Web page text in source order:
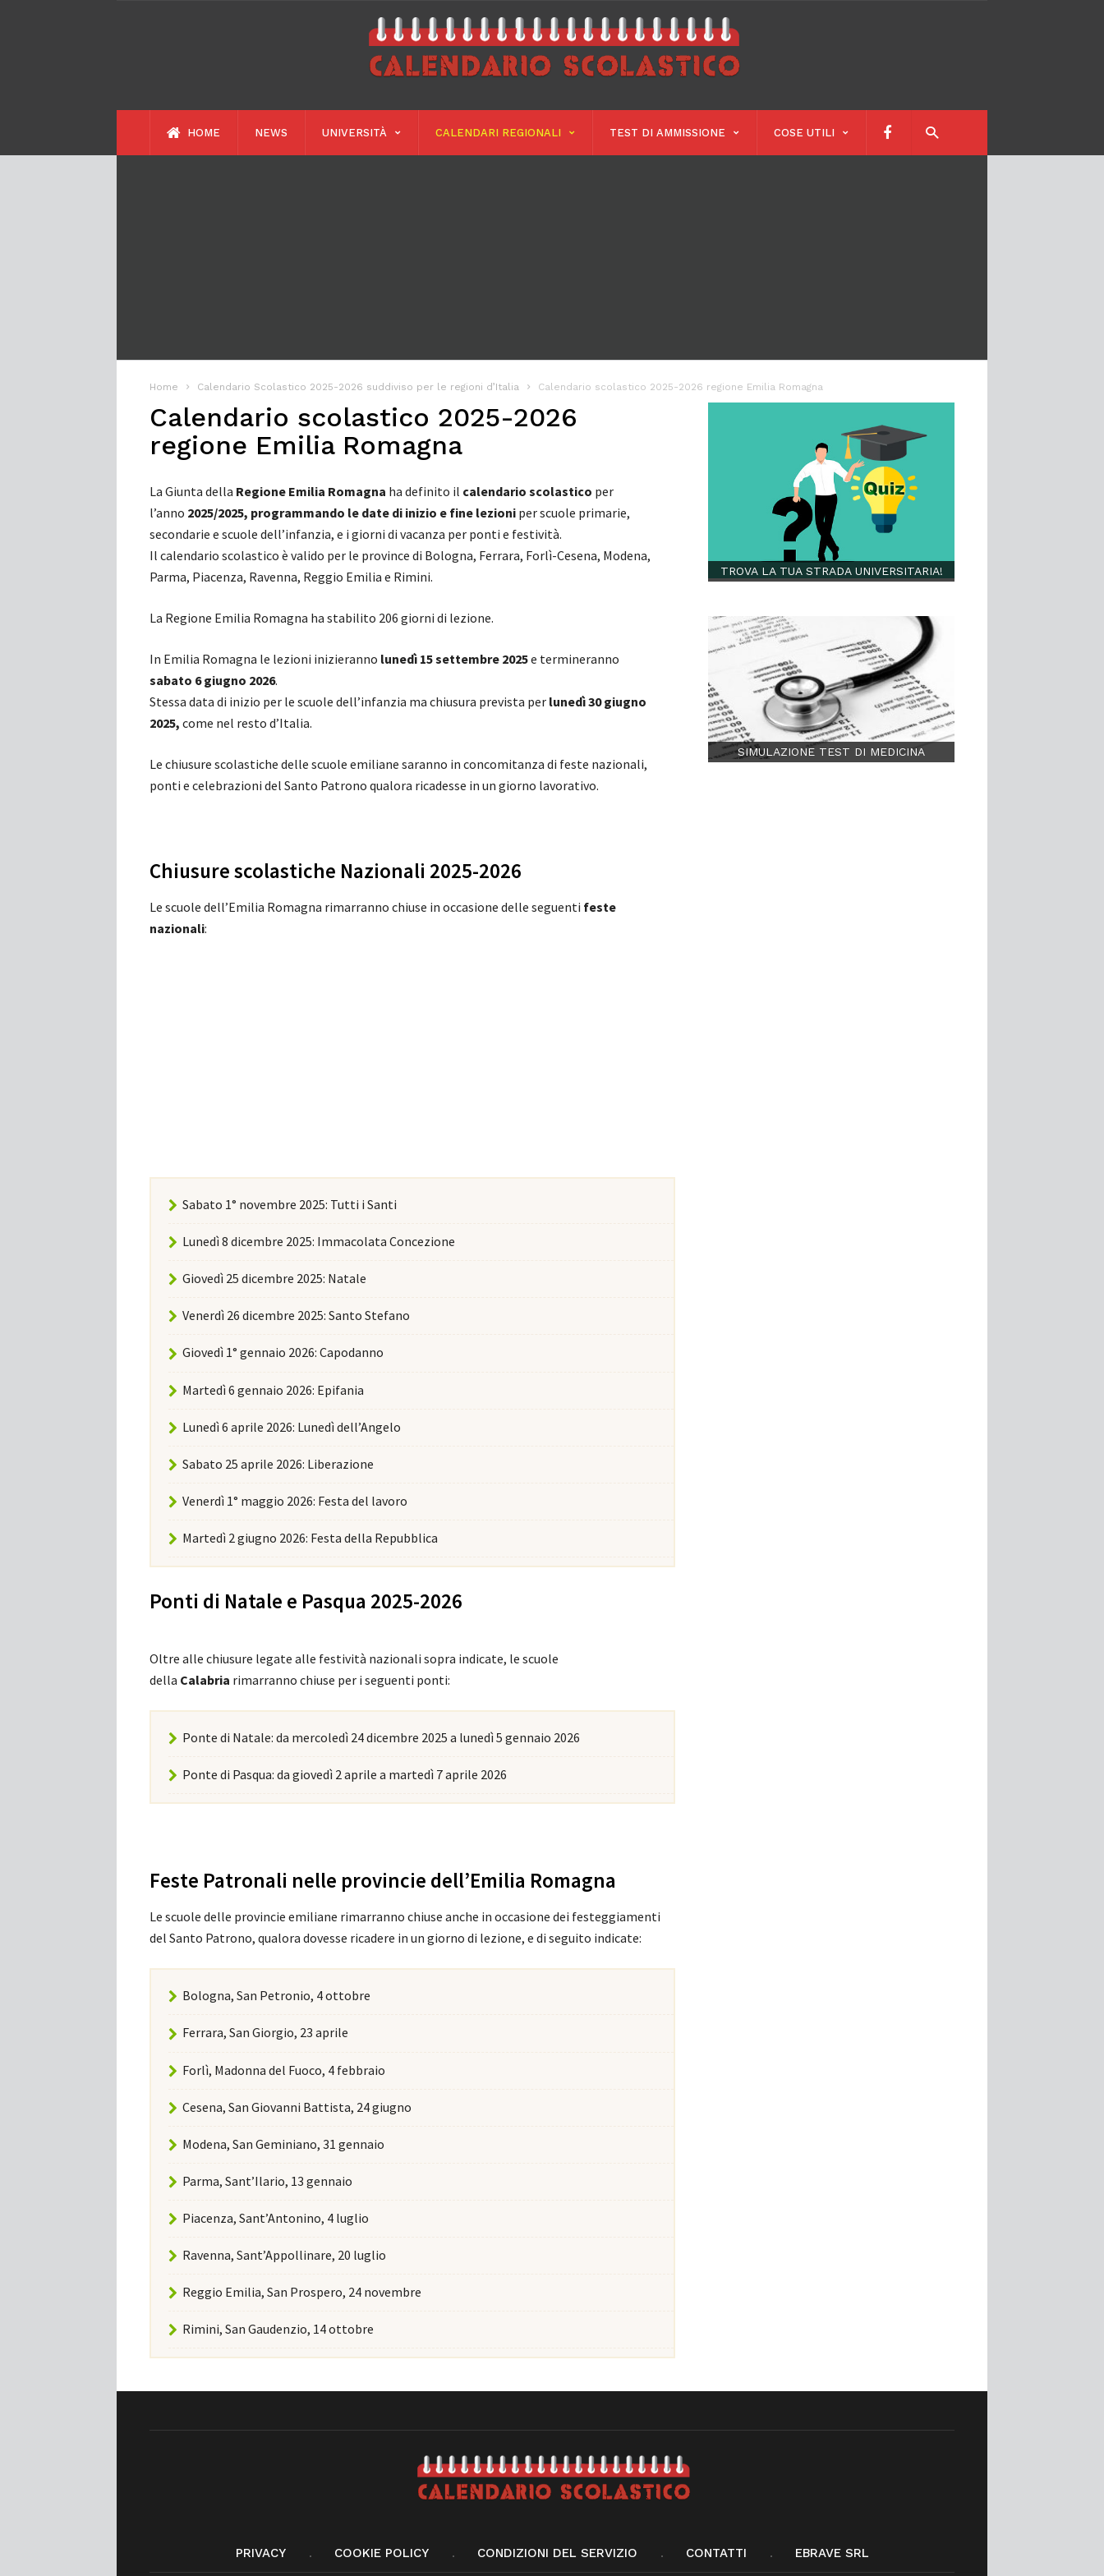
HOME NEWS UNIVERSITÀ CALENDARI REGIONALI TEST DI AMMISSIONE COSE UTILI
Home Calendario Scolastico 2025-2026 suddiviso per le regioni d’Italia Calendario scolastico 2025-2026 regione Emilia Romagna
Calendario scolastico 2025-2026
regione Emilia Romagna
La Giunta della Regione Emilia Romagna ha definito il calendario scolastico per
l’anno 2025/2025, programmando le date di inizio e fine lezioni per scuole primarie,
secondarie e scuole dell’infanzia, e i giorni di vacanza per ponti e festività.
Il calendario scolastico è valido per le province di Bologna, Ferrara, Forlì-Cesena, Modena,
Parma, Piacenza, Ravenna, Reggio Emilia e Rimini.
La Regione Emilia Romagna ha stabilito 206 giorni di lezione.
In Emilia Romagna le lezioni inizieranno lunedì 15 settembre 2025e termineranno
sabato 6 giugno 2026.
Stessa data di inizio per le scuole dell’infanzia ma chiusura prevista per lunedì 30 giugno
2025, come nel resto d’Italia.
Le chiusure scolastiche delle scuole emiliane saranno in concomitanza di feste nazionali,
ponti e celebrazioni del Santo Patrono qualora ricadesse in un giorno lavorativo.
Chiusure scolastiche Nazionali 2025-2026
Le scuole dell’Emilia Romagna rimarranno chiuse in occasione delle seguenti feste
nazionali:
Sabato 1° novembre 2025: Tutti i Santi
Lunedì 8 dicembre 2025: Immacolata Concezione
Giovedì 25 dicembre 2025: Natale
Venerdì 26 dicembre 2025: Santo Stefano
Giovedì 1° gennaio 2026: Capodanno
Martedì 6 gennaio 2026: Epifania
Lunedì 6 aprile 2026: Lunedì dell’Angelo
Sabato 25 aprile 2026: Liberazione
Venerdì 1° maggio 2026: Festa del lavoro
Martedì 2 giugno 2026: Festa della Repubblica
Ponti di Natale e Pasqua 2025-2026
Oltre alle chiusure legate alle festività nazionali sopra indicate, le scuole
della Calabria rimarranno chiuse per i seguenti ponti:
Ponte di Natale: da mercoledì 24 dicembre 2025 a lunedì 5 gennaio 2026
Ponte di Pasqua: da giovedì 2 aprile a martedì 7 aprile 2026
Feste Patronali nelle provincie dell’Emilia Romagna
Le scuole delle provincie emiliane rimarranno chiuse anche in occasione dei festeggiamenti
del Santo Patrono, qualora dovesse ricadere in un giorno di lezione, e di seguito indicate:
Bologna, San Petronio, 4 ottobre
Ferrara, San Giorgio, 23 aprile
Forlì, Madonna del Fuoco, 4 febbraio
Cesena, San Giovanni Battista, 24 giugno
Modena, San Geminiano, 31 gennaio
Parma, Sant’Ilario, 13 gennaio
Piacenza, Sant’Antonino, 4 luglio
Ravenna, Sant’Appollinare, 20 luglio
Reggio Emilia, San Prospero, 24 novembre
Rimini, San Gaudenzio, 14 ottobre
TROVA LA TUA STRADA UNIVERSITARIA!
SIMULAZIONE TEST DI MEDICINA
PRIVACY COOKIE POLICY CONDIZIONI DEL SERVIZIO CONTATTI EBRAVE SRL